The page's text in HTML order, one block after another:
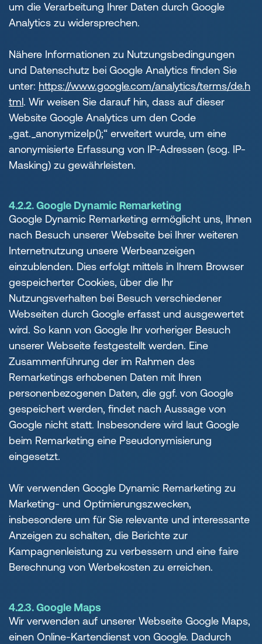
um die Verarbeitung Ihrer Daten durch Google
Analytics zu widersprechen.
Nähere Informationen zu Nutzungsbedingungen
und Datenschutz bei Google Analytics finden Sie
unter: https://www.google.com/analytics/terms/de.h
tml. Wir weisen Sie darauf hin, dass auf dieser
Website Google Analytics um den Code
„gat._anonymizeIp();“ erweitert wurde, um eine
anonymisierte Erfassung von IP-Adressen (sog. IP-
Masking) zu gewährleisten.
4.2.2. Google Dynamic Remarketing
Google Dynamic Remarketing ermöglicht uns, Ihnen
nach Besuch unserer Webseite bei Ihrer weiteren
Internetnutzung unsere Werbeanzeigen
einzublenden. Dies erfolgt mittels in Ihrem Browser
gespeicherter Cookies, über die Ihr
Nutzungsverhalten bei Besuch verschiedener
Webseiten durch Google erfasst und ausgewertet
wird. So kann von Google Ihr vorheriger Besuch
unserer Webseite festgestellt werden. Eine
Zusammenführung der im Rahmen des
Remarketings erhobenen Daten mit Ihren
personenbezogenen Daten, die ggf. von Google
gespeichert werden, findet nach Aussage von
Google nicht statt. Insbesondere wird laut Google
beim Remarketing eine Pseudonymisierung
eingesetzt.
Wir verwenden Google Dynamic Remarketing zu
Marketing- und Optimierungszwecken,
insbesondere um für Sie relevante und interessante
Anzeigen zu schalten, die Berichte zur
Kampagnenleistung zu verbessern und eine faire
Berechnung von Werbekosten zu erreichen.
4.2.3. Google Maps
Wir verwenden auf unserer Webseite Google Maps,
einen Online-Kartendienst von Google. Dadurch